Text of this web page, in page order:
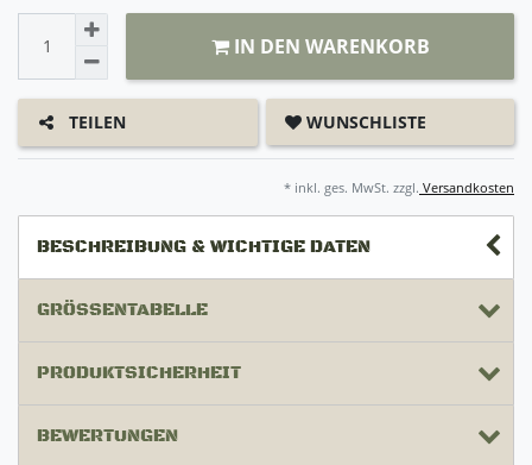
IN DEN WARENKORB
TEILEN WUNSCHLISTE
* inkl. ges. MwSt. zzgl. Versandkosten
BESCHREIBUNG & WICHTIGE DATEN
GRÖSSENTABELLE
PRODUKTSICHERHEIT
BEWERTUNGEN